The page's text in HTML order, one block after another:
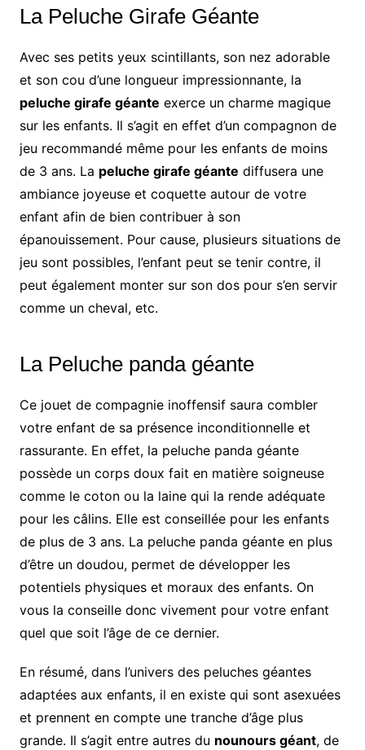
La Peluche Girafe Géante
Avec ses petits yeux scintillants, son nez adorable
et son cou d’une longueur impressionnante, la
peluche girafe géante exerce un charme magique
sur les enfants. Il s’agit en effet d’un compagnon de
jeu recommandé même pour les enfants de moins
de 3 ans. La peluche girafe géante diffusera une
ambiance joyeuse et coquette autour de votre
enfant afin de bien contribuer à son
épanouissement. Pour cause, plusieurs situations de
jeu sont possibles, l’enfant peut se tenir contre, il
peut également monter sur son dos pour s’en servir
comme un cheval, etc.
La Peluche panda géante
Ce jouet de compagnie inoffensif saura combler
votre enfant de sa présence inconditionnelle et
rassurante. En effet, la peluche panda géante
possède un corps doux fait en matière soigneuse
comme le coton ou la laine qui la rende adéquate
pour les câlins. Elle est conseillée pour les enfants
de plus de 3 ans. La peluche panda géante en plus
d’être un doudou, permet de développer les
potentiels physiques et moraux des enfants. On
vous la conseille donc vivement pour votre enfant
quel que soit l’âge de ce dernier.
En résumé, dans l’univers des peluches géantes
adaptées aux enfants, il en existe qui sont asexuées
et prennent en compte une tranche d’âge plus
grande. Il s’agit entre autres du nounours géant, de